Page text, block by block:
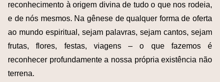
reconhecimento à origem divina de tudo o que nos rodeia,
e de nós mesmos. Na gênese de qualquer forma de oferta
ao mundo espiritual, sejam palavras, sejam cantos, sejam
frutas, flores, festas, viagens – o que fazemos é
reconhecer profundamente a nossa própria existência não
terrena.